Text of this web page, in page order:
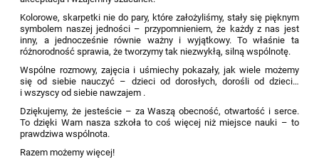
Kolorowe, skarpetki nie do pary, które założyliśmy, stały się pięknym
symbolem naszej jedności – przypomnieniem, że każdy z nas jest
inny, a jednocześnie równie ważny i wyjątkowy. To właśnie ta
różnorodność sprawia, że tworzymy tak niezwykłą, silną wspólnotę.
Wspólne rozmowy, zajęcia i uśmiechy pokazały, jak wiele możemy
się od siebie nauczyć – dzieci od dorosłych, dorośli od dzieci…
i wszyscy od siebie nawzajem .
Dziękujemy, że jesteście – za Waszą obecność, otwartość i serce.
To dzięki Wam nasza szkoła to coś więcej niż miejsce nauki – to
prawdziwa wspólnota.
Razem możemy więcej!